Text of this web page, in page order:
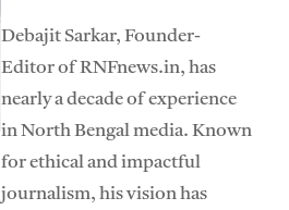
Debajit Sarkar, Founder-
Editor of RNFnews.in, has
nearly a decade of experience
in North Bengal media. Known
for ethical and impactful
journalism, his vision has